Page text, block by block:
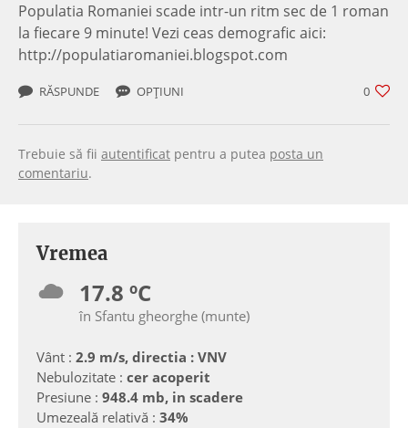
Populatia Romaniei scade intr-un ritm sec de 1 roman
la fiecare 9 minute! Vezi ceas demografic aici:
http://populatiaromaniei.blogspot.com
0
RĂSPUNDE OPȚIUNI
Trebuie să fii autentificat pentru a putea posta un
comentariu.
Vremea
17.8 ºC
în Sfantu gheorghe (munte)
Vânt : 2.9 m/s, directia : VNV
Nebulozitate : cer acoperit
Presiune : 948.4 mb, in scadere
Umezeală relativă : 34%